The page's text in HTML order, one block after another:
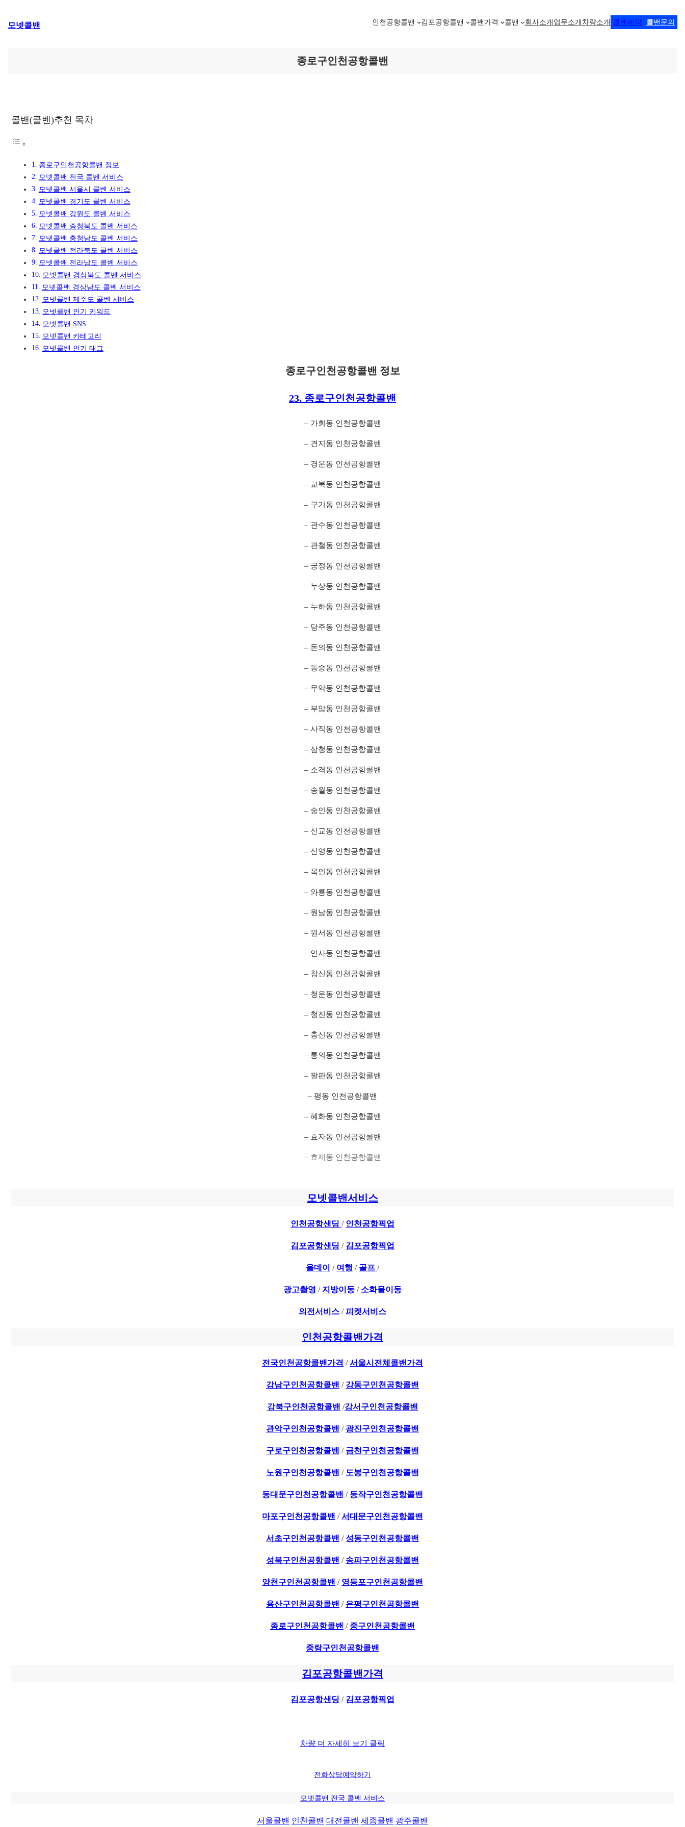
텐
모넷콜밴 인천공항콜밴 김포공항콜밴 콜밴가격 콜밴 회사소개 업무소개 차량소개 콜밴예약 콜밴문의
종로구인천공항콜밴
콜밴(콜벤)추천 목차
종로구인천공항콜밴 정보
모넷콜밴 전국 콜벤 서비스
모넷콜밴 서울시 콜벤 서비스
모넷콜밴 경기도 콜벤 서비스
모넷콜밴 강원도 콜벤 서비스
모넷콜밴 충청북도 콜벤 서비스
모넷콜밴 충청남도 콜벤 서비스
모넷콜밴 전라북도 콜벤 서비스
모넷콜밴 전라남도 콜벤 서비스
모넷콜밴 경상북도 콜벤 서비스
모넷콜밴 경상남도 콜벤 서비스
모넷콜밴 제주도 콜벤 서비스
모넷콜밴 인기 키워드
모넷콜밴 SNS
모넷콜밴 카테고리
모넷콜밴 인기 태그
종로구인천공항콜밴 정보
23. 종로구인천공항콜밴
– 가회동 인천공항콜밴
– 견지동 인천공항콜밴
– 경운동 인천공항콜밴
– 교북동 인천공항콜밴
– 구기동 인천공항콜밴
– 관수동 인천공항콜밴
– 관철동 인천공항콜밴
– 궁정동 인천공항콜밴
– 누상동 인천공항콜밴
– 누하동 인천공항콜밴
– 당주동 인천공항콜밴
– 돈의동 인천공항콜밴
– 동숭동 인천공항콜밴
– 무악동 인천공항콜밴
– 부암동 인천공항콜밴
– 사직동 인천공항콜밴
– 삼청동 인천공항콜밴
– 소격동 인천공항콜밴
– 송월동 인천공항콜밴
– 숭인동 인천공항콜밴
– 신교동 인천공항콜밴
– 신영동 인천공항콜밴
– 옥인동 인천공항콜밴
– 와룡동 인천공항콜밴
– 원남동 인천공항콜밴
– 원서동 인천공항콜밴
– 인사동 인천공항콜밴
– 창신동 인천공항콜밴
– 청운동 인천공항콜밴
– 청진동 인천공항콜밴
– 충신동 인천공항콜밴
– 통의동 인천공항콜밴
– 팔판동 인천공항콜밴
– 평동 인천공항콜밴
– 혜화동 인천공항콜밴
– 효자동 인천공항콜밴
– 효제동 인천공항콜밴
모넷콜밴서비스
인천공항샌딩 / 인천공항픽업
김포공항샌딩 / 김포공항픽업
올데이 / 여행 / 골프 /
광고촬영 / 지방이동 / 소화물이동
의전서비스 /피켓서비스
인천공항콜밴가격
전국인천공항콜밴가격 /서울시전체콜밴가격
강남구인천공항콜밴 / 강동구인천공항콜밴
강북구인천공항콜밴 /강서구인천공항콜밴
관악구인천공항콜밴 / 광진구인천공항콜밴
구로구인천공항콜밴 / 금천구인천공항콜밴
노원구인천공항콜밴 / 도봉구인천공항콜밴
동대문구인천공항콜밴 / 동작구인천공항콜밴
마포구인천공항콜밴 /서대문구인천공항콜밴
서초구인천공항콜밴 /성동구인천공항콜밴
성북구인천공항콜밴 / 송파구인천공항콜밴
양천구인천공항콜밴 / 영등포구인천공항콜밴
용산구인천공항콜밴 / 은평구인천공항콜밴
종로구인천공항콜밴 / 중구인천공항콜밴
중랑구인천공항콜밴
김포공항콜밴가격
김포공항샌딩 / 김포공항픽업
차량 더 자세히 보기 클릭
전화상담예약하기
모넷콜밴 전국 콜벤 서비스
서울콜밴 인천콜밴 대전콜밴 세종콜밴 광주콜밴